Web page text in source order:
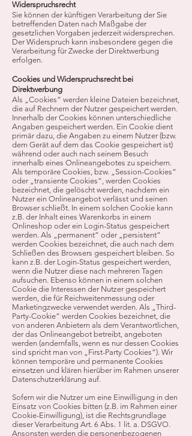
Widerspruchsrecht
Sie können der künftigen Verarbeitung der Sie
betreffenden Daten nach Maßgabe der
gesetzlichen Vorgaben jederzeit widersprechen.
Der Widerspruch kann insbesondere gegen die
Verarbeitung für Zwecke der Direktwerbung
erfolgen.
Cookies und Widerspruchsrecht bei
Direktwerbung
Als „Cookies“ werden kleine Dateien bezeichnet,
die auf Rechnern der Nutzer gespeichert werden.
Innerhalb der Cookies können unterschiedliche
Angaben gespeichert werden. Ein Cookie dient
primär dazu, die Angaben zu einem Nutzer (bzw.
dem Gerät auf dem das Cookie gespeichert ist)
während oder auch nach seinem Besuch
innerhalb eines Onlineangebotes zu speichern.
Als temporäre Cookies, bzw. „Session-Cookies“
oder „transiente Cookies“, werden Cookies
bezeichnet, die gelöscht werden, nachdem ein
Nutzer ein Onlineangebot verlässt und seinen
Browser schließt. In einem solchen Cookie kann
z.B. der Inhalt eines Warenkorbs in einem
Onlineshop oder ein Login-Status gespeichert
werden. Als „permanent“ oder „persistent“
werden Cookies bezeichnet, die auch nach dem
Schließen des Browsers gespeichert bleiben. So
kann z.B. der Login-Status gespeichert werden,
wenn die Nutzer diese nach mehreren Tagen
aufsuchen. Ebenso können in einem solchen
Cookie die Interessen der Nutzer gespeichert
werden, die für Reichweitenmessung oder
Marketingzwecke verwendet werden. Als „Third-
Party-Cookie“ werden Cookies bezeichnet, die
von anderen Anbietern als dem Verantwortlichen,
der das Onlineangebot betreibt, angeboten
werden (andernfalls, wenn es nur dessen Cookies
sind spricht man von „First-Party Cookies“). Wir
können temporäre und permanente Cookies
einsetzen und klären hierüber im Rahmen unserer
Datenschutzerklärung auf.
Sofern wir die Nutzer um eine Einwilligung in den
Einsatz von Cookies bitten (z.B. im Rahmen einer
Cookie-Einwilligung), ist die Rechtsgrundlage
dieser Verarbeitung Art. 6 Abs. 1 lit. a. DSGVO.
Ansonsten werden die personenbezogenen